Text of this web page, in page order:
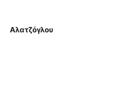
Αλατζόγλου